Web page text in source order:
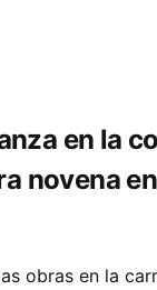
en la
novena
obras en la